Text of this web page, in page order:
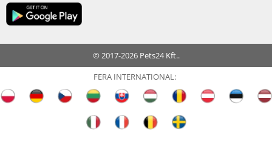
© 2017-2026 Pets24 Kft..
FERA INTERNATIONAL: